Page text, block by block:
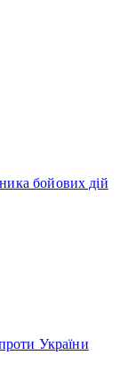
бойових дій
України